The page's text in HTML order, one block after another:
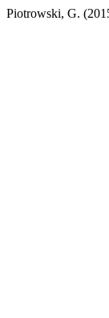
Piotrowski, G.